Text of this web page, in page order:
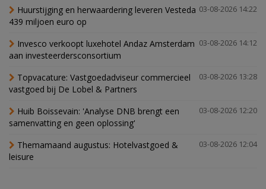
03-08-2026 14:22
Huurstijging en herwaardering leveren Vesteda
439 miljoen euro op
03-08-2026 14:12
Invesco verkoopt luxehotel Andaz Amsterdam
aan investeerdersconsortium
03-08-2026 13:28
Topvacature: Vastgoedadviseur commercieel
vastgoed bij De Lobel & Partners
03-08-2026 12:20
Huib Boissevain: 'Analyse DNB brengt een
samenvatting en geen oplossing'
03-08-2026 12:04
Themamaand augustus: Hotelvastgoed &
leisure